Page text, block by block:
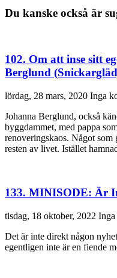
Du kanske också är
102. Om att inse sitt
Berglund
lördag, 28 mars, 2020 Inga
Johanna Berglund, också
byggdammet, med pappa
renoveringskaos. Något som
resten av livet. Istället
133. MINISODE: Är
tisdag, 18 oktober, 2022 Inga
Det är inte direkt någon
egentligen inte är en fiende